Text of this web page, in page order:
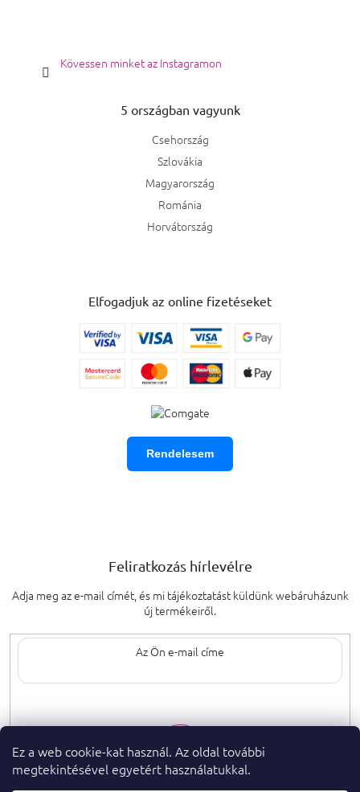
Ez a web cookie-kat használ. Az oldal további
megtekintésével egyetért használatukkal.
Kövessen minket az Instagramon
5 országban vagyunk
Csehország
Szlovákia
Magyarország
Románia
Horvátország
Elfogadjuk az online fizetéseket
Rendelesem
Feliratkozás hírlevélre
Adja meg az e-mail címét, és mi tájékoztatást küldünk webáruházunk
új termékeiről.
feltételeit.